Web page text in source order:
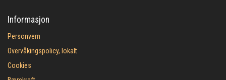
Informasjon
Personvern
Overvåkingspolicy, lokalt
Cookies